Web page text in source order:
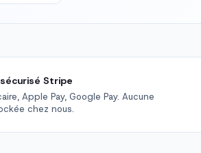
Stripe
Apple Pay, Google Pay. Aucune
chez nous.